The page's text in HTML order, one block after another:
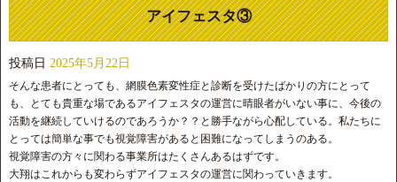
アイフェスタ③
投稿日 2025年5月22日
そんな患者にとっても、網膜色素変性症と診断を受けたばかりの方にとって
も、とても貴重な場であるアイフェスタの運営に晴眼者がいない事に、今後の
活動を継続していけるのであろうか？？と勝手ながら心配している。私たちに
とっては簡単な事でも視覚障害があると困難になってしまうのある。
視覚障害の方々に関わる事業所はたくさんあるはずです。
大翔はこれからも変わらずアイフェスタの運営に関わっていきます。